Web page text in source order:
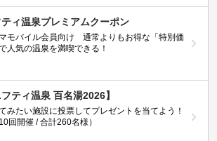
ィ温泉プレミアムクーポン
モバイル会員向け 通常よりもお得な「特別価
人気の温泉を満喫できる！
フティ温泉 百名湯2026】
みたい施設に投票してプレゼントを当てよう！
10回開催 / 合計260名様）